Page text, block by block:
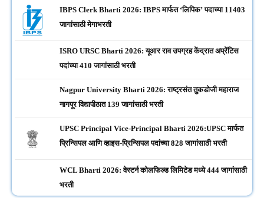
IBPS Clerk Bharti 2026: IBPS मार्फत ‘लिपिक’ पदाच्या 11403
जागांसाठी मेगाभरती
ISRO URSC Bharti 2026: यूआर राव उपग्रह केंद्रात अप्रेंटिस
पदांच्या 410 जागांसाठी भरती
Nagpur University Bharti 2026: राष्ट्रसंत तुकडोजी महाराज
नागपूर विद्यापीठात 139 जागांसाठी भरती
UPSC Principal Vice-Principal Bharti 2026:UPSC मार्फत
प्रिन्सिपल आणि व्हाइस-प्रिन्सिपल पदांच्या 828 जागांसाठी भरती
WCL Bharti 2026: वेस्टर्न कोलफिल्ड लिमिटेड मध्ये 444 जागांसाठी
भरती